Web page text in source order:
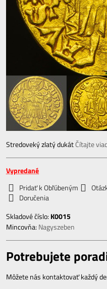
Stredoveký zlatý dukátČítajte viac
Vypredané
Pridať k Obľúbeným
Doručenia
Skladové číslo: K0015
Mincovňa: Nagyszeben
Potrebujete
Môžete nás kontaktovať každý